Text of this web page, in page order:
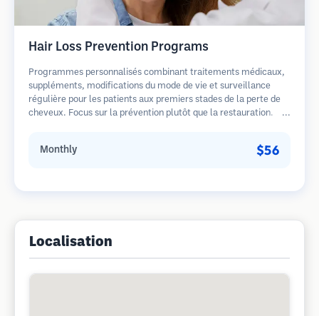
Hair Loss Prevention Programs
Programmes personnalisés combinant traitements médicaux,
suppléments, modifications du mode de vie et surveillance
régulière pour les patients aux premiers stades de la perte de
cheveux. Focus sur la prévention plutôt que la restauration.
Monthly $56
Localisation